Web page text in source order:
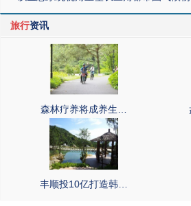
旅行资讯
森林疗养将成养生…
丰顺投10亿打造韩…